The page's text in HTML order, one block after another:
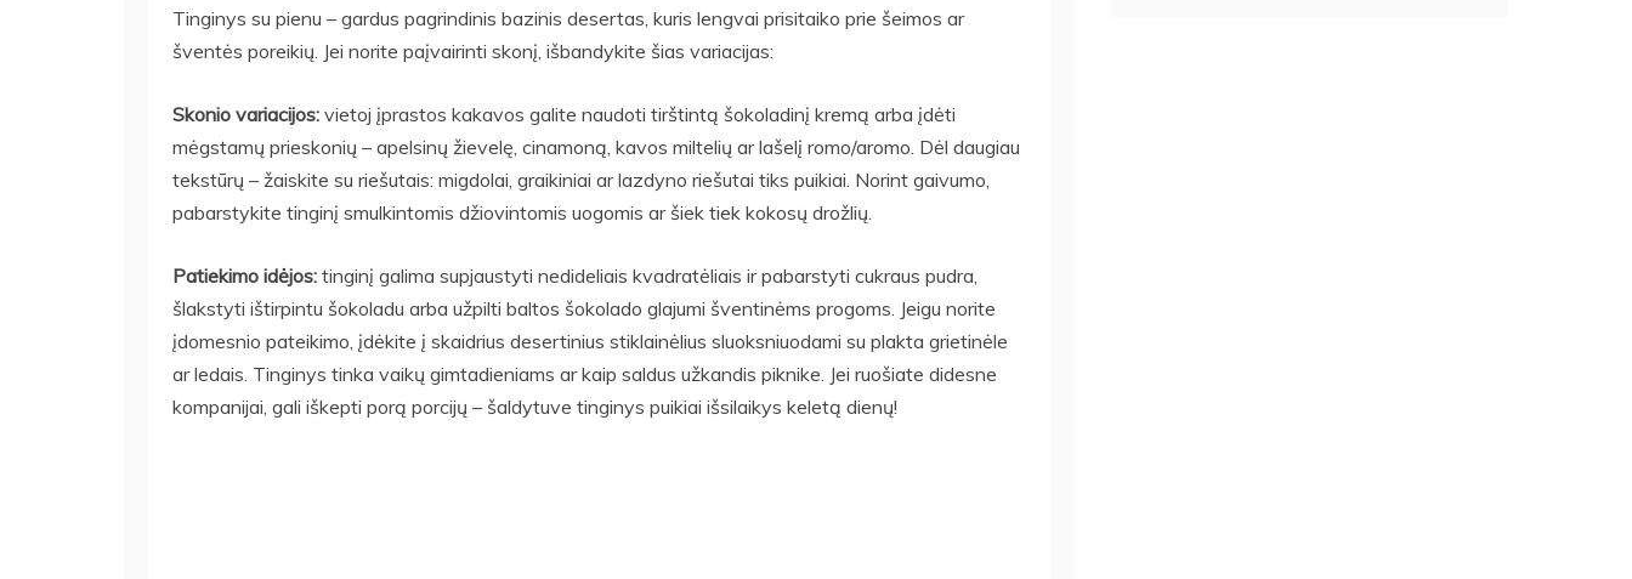
Tinginys su pienu – gardus pagrindinis bazinis desertas, kuris lengvai prisitaiko prie šeimos ar
šventės poreikių. Jei norite paįvairinti skonį, išbandykite šias variacijas:
Skonio variacijos: vietoj įprastos kakavos galite naudoti tirštintą šokoladinį kremą arba įdėti
mėgstamų prieskonių – apelsinų žievelę, cinamoną, kavos miltelių ar lašelį romo/aromo. Dėl daugiau
tekstūrų – žaiskite su riešutais: migdolai, graikiniai ar lazdyno riešutai tiks puikiai. Norint gaivumo,
pabarstykite tinginį smulkintomis džiovintomis uogomis ar šiek tiek kokosų drožlių.
Patiekimo idėjos: tinginį galima supjaustyti nedideliais kvadratėliais ir pabarstyti cukraus pudra,
šlakstyti ištirpintu šokoladu arba užpilti baltos šokolado glajumi šventinėms progoms. Jeigu norite
įdomesnio pateikimo, įdėkite į skaidrius desertinius stiklainėlius sluoksniuodami su plakta grietinėle
ar ledais. Tinginys tinka vaikų gimtadieniams ar kaip saldus užkandis piknike. Jei ruošiate didesne
kompanijai, gali iškepti porą porcijų – šaldytuve tinginys puikiai išsilaikys keletą dienų!